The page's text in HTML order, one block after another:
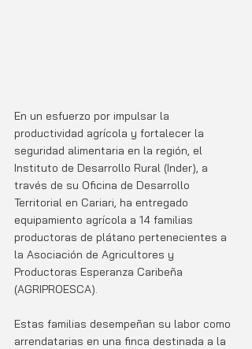
En un esfuerzo por impulsar la
productividad agrícola y fortalecer la
seguridad alimentaria en la región, el
Instituto de Desarrollo Rural (Inder), a
través de su Oficina de Desarrollo
Territorial en Cariari, ha entregado
equipamiento agrícola a 14 familias
productoras de plátano pertenecientes a
la Asociación de Agricultores y
Productoras Esperanza Caribeña
(AGRIPROESCA).
Estas familias desempeñan su labor como
arrendatarias en una finca destinada a la